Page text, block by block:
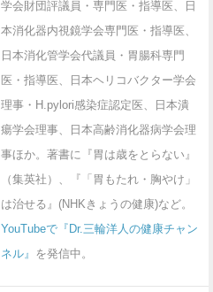
学会財団評議員・専門医・指導医、日
本消化器内視鏡学会専門医・指導医、
日本消化管学会代議員・胃腸科専門
医・指導医、日本ヘリコバクター学会
理事・H.pylori感染症認定医、日本潰
瘍学会理事、日本高齢消化器病学会理
事ほか。著書に『胃は歳をとらない』
（集英社）、『「胃もたれ・胸やけ」
は治せる』(NHKきょうの健康)など。
YouTubeで『Dr.三輪洋人の健康チャン
ネル』 を発信中。